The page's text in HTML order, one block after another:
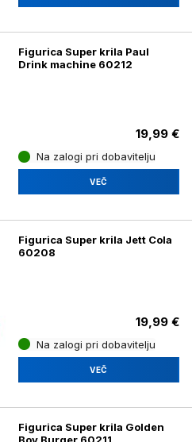
Figurica Super krila Paul
Drink machine 60212
19,99 €
Na zalogi pri dobavitelju
VEČ
Figurica Super krila Jett Cola
60208
19,99 €
Na zalogi pri dobavitelju
VEČ
Figurica Super krila Golden